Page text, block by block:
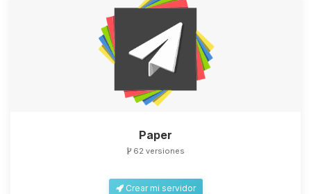
Paper
62 versiones
Crear mi servidor